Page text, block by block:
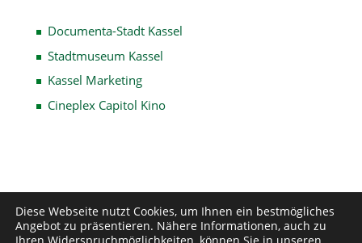
Documenta-Stadt Kassel
Stadtmuseum Kassel
Kassel Marketing
Cineplex Capitol Kino
Impressum Datenschutz
Disclaimer
Kontakt
Diese Webseite nutzt Cookies, um Ihnen ein bestmögliches
Angebot zu präsentieren. Nähere Informationen, auch zu